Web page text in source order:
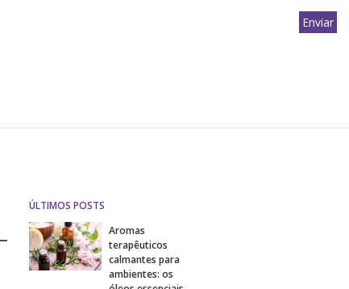
ÚLTIMOS POSTS
Aromas
terapêuticos
calmantes para
ambientes: os